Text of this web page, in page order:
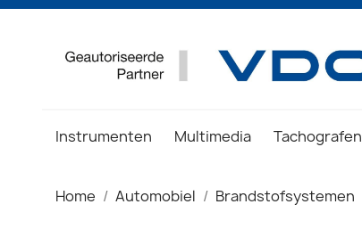
Instrumenten Multimedia Tachografen
Home Automobiel Brandstofsystemen